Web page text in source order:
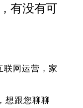
有没有可
网运营，家
想跟您聊聊